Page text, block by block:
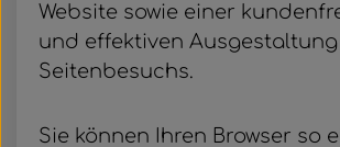
Website sowie einer
und effektiven
Seitenbesuchs.
Sie können Ihren Browser so